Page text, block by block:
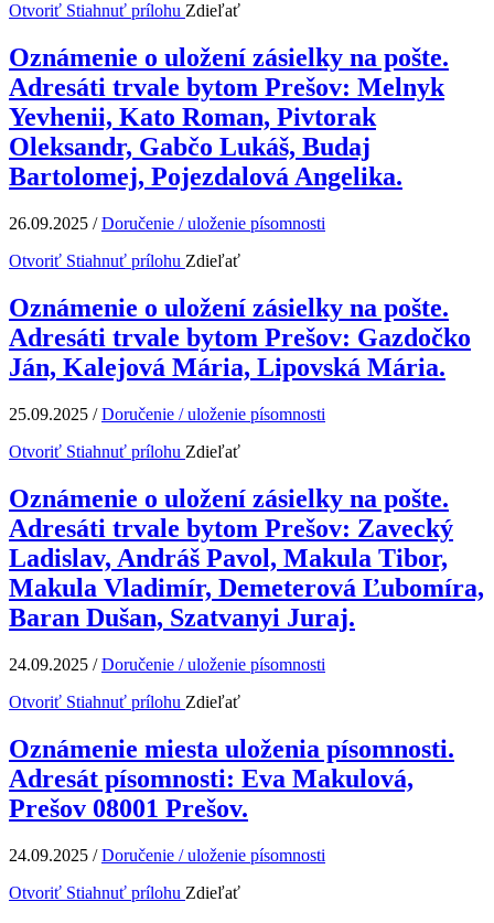
Otvoriť Stiahnuť prílohu Zdieľať
Oznámenie o uložení zásielky na pošte.
Adresáti trvale bytom Prešov: Melnyk
Yevhenii, Kato Roman, Pivtorak
Oleksandr, Gabčo Lukáš, Budaj
Bartolomej, Pojezdalová Angelika.
26.09.2025 /Doručenie / uloženie písomnosti
Otvoriť Stiahnuť prílohu Zdieľať
Oznámenie o uložení zásielky na pošte.
Adresáti trvale bytom Prešov: Gazdočko
Ján, Kalejová Mária, Lipovská Mária.
25.09.2025 /Doručenie / uloženie písomnosti
Otvoriť Stiahnuť prílohu Zdieľať
Oznámenie o uložení zásielky na pošte.
Adresáti trvale bytom Prešov: Zavecký
Ladislav, Andráš Pavol, Makula Tibor,
Makula Vladimír, Demeterová Ľubomíra,
Baran Dušan, Szatvanyi Juraj.
24.09.2025 /Doručenie / uloženie písomnosti
Otvoriť Stiahnuť prílohu Zdieľať
Oznámenie miesta uloženia písomnosti.
Adresát písomnosti: Eva Makulová,
Prešov 08001 Prešov.
24.09.2025 /Doručenie / uloženie písomnosti
Otvoriť Stiahnuť prílohu Zdieľať